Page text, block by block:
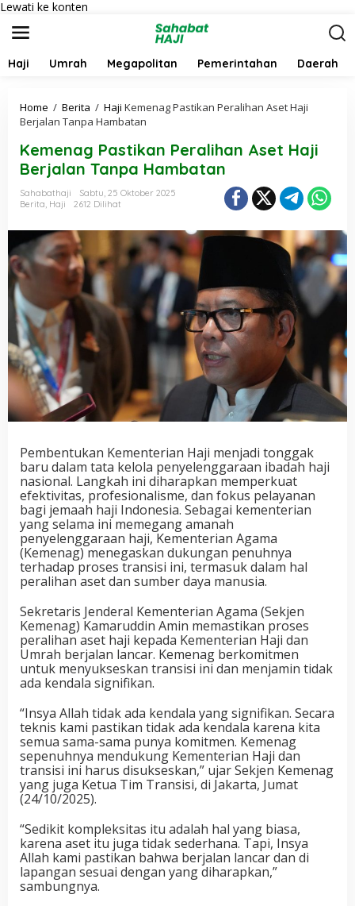
Lewati ke konten
Haji Umrah Megapolitan Pemerintahan Daerah
Home / Berita / Haji Kemenag Pastikan Peralihan Aset Haji
Berjalan Tanpa Hambatan
Kemenag Pastikan Peralihan Aset Haji
Berjalan Tanpa Hambatan
Sahabathaji
Sabtu, 25 Oktober 2025
Berita, Haji 2612 Dilihat
Pembentukan Kementerian Haji menjadi tonggak
baru dalam tata kelola penyelenggaraan ibadah haji
nasional. Langkah ini diharapkan memperkuat
efektivitas, profesionalisme, dan fokus pelayanan
bagi jemaah haji Indonesia. Sebagai kementerian
yang selama ini memegang amanah
penyelenggaraan haji, Kementerian Agama
(Kemenag) menegaskan dukungan penuhnya
terhadap proses transisi ini, termasuk dalam hal
peralihan aset dan sumber daya manusia.
Sekretaris Jenderal Kementerian Agama (Sekjen
Kemenag) Kamaruddin Amin memastikan proses
peralihan aset haji kepada Kementerian Haji dan
Umrah berjalan lancar. Kemenag berkomitmen
untuk menyukseskan transisi ini dan menjamin tidak
ada kendala signifikan.
“Insya Allah tidak ada kendala yang signifikan. Secara
teknis kami pastikan tidak ada kendala karena kita
semua sama-sama punya komitmen. Kemenag
sepenuhnya mendukung Kementerian Haji dan
transisi ini harus disukseskan,” ujar Sekjen Kemenag
yang juga Ketua Tim Transisi, di Jakarta, Jumat
(24/10/2025).
“Sedikit kompleksitas itu adalah hal yang biasa,
karena aset itu juga tidak sederhana. Tapi, Insya
Allah kami pastikan bahwa berjalan lancar dan di
lapangan sesuai dengan yang diharapkan,”
sambungnya.